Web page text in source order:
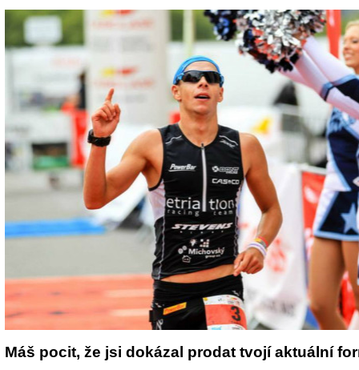
Máš pocit, že jsi dokázal prodat tvojí aktuální